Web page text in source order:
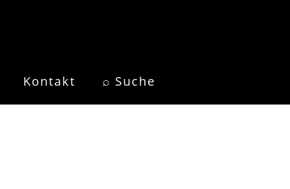
Kontakt ⌕ Suche